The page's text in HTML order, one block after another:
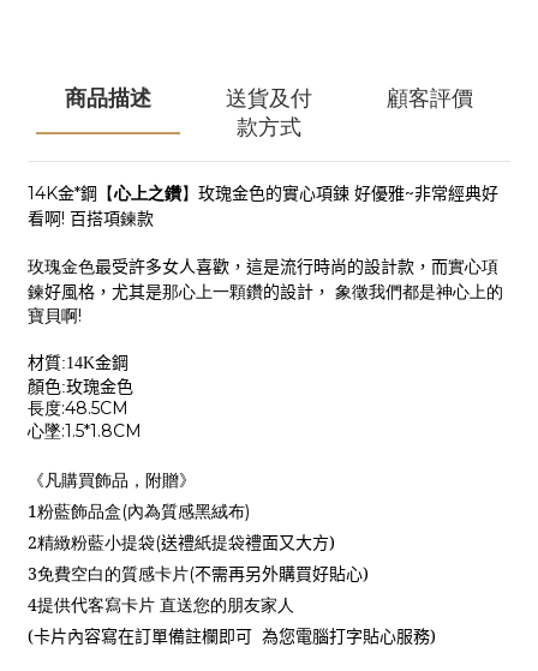
商品描述
送貨及付
款方式
顧客評價
14K金*鋼 【心上之鑽】 玫瑰金色的實心項鍊 好優雅~非常經典好
看啊! 百搭項鍊款
玫瑰金色最受許多女人喜歡，這是流行時尚的設計款，而實心項
鍊好風格，尤其是那心上一顆鑽的設計， 象徵我們都是神心上的
寶貝啊!
材質:14K金鋼
顏色:玫瑰金色
長度:48.5CM
心墜:1.5*1.8CM
《凡購買飾品，附贈》
1粉藍飾品盒(內為質感黑絨布)
2精緻粉藍小提袋(送禮紙提袋禮面又大方)
3免費空白的質感卡片(不需再另外購買好貼心)
4提供代客寫卡片 直送您的朋友家人
(卡片內容寫在訂單備註欄即可 為您電腦打字貼心服務)